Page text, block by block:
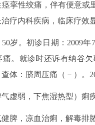
挛性绞痛，伴有便意或
疗内科疾病，临床疗效
岁。初诊日期：2009
痛。就诊时还诉有纳谷
体：脐周压痛（－）。
虚弱，下焦湿热型）痢
脾，凉血治痢，解毒排脓